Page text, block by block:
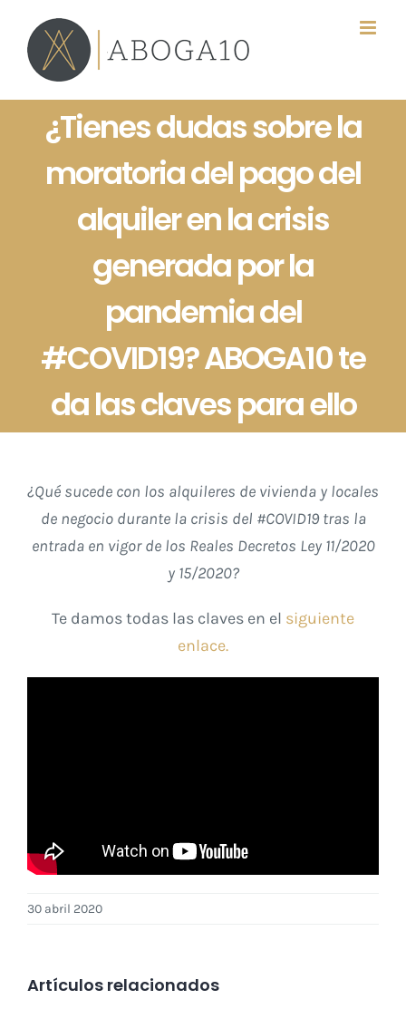
contenido
¿Tienes dudas sobre la
moratoria del pago del
alquiler en la crisis
generada por la
pandemia del
#COVID19? ABOGA10 te
da las claves para ello
¿Qué sucede con los alquileres de vivienda y locales
de negocio durante la crisis del #COVID19 tras la
entrada en vigor de los Reales Decretos Ley 11/2020
y 15/2020?
Te damos todas las claves en el siguiente
enlace.
30 abril 2020
Artículos relacionados